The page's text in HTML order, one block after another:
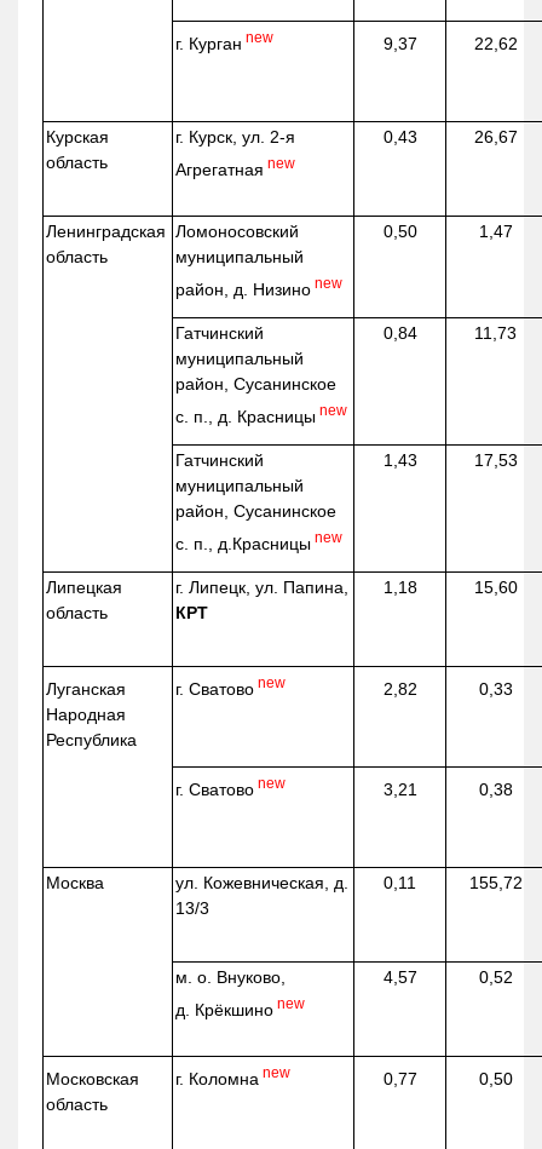
г. Курган new 9,37 22,62
Курская
область
г. Курск, ул. 2-я
Агрегатная new
0,43 26,67
Ленинградская
область
Ломоносовский
муниципальный
район, д. Низино new
0,50 1,47
Гатчинский
муниципальный
район, Сусанинское
с. п., д. Красницы new
0,84 11,73
Гатчинский
муниципальный
район, Сусанинское
с. п., д.Красницы new
1,43 17,53
Липецкая
область
г. Липецк, ул. Папина,
КРТ
1,18 15,60
Луганская
Народная
Республика
г. Сватово new 2,82 0,33
г. Сватово new 3,21 0,38
Москва ул. Кожевническая, д.
13/3
0,11 155,72
м. о. Внуково,
д. Крёкшино new
4,57 0,52
Московская
область
г. Коломна new 0,77 0,50